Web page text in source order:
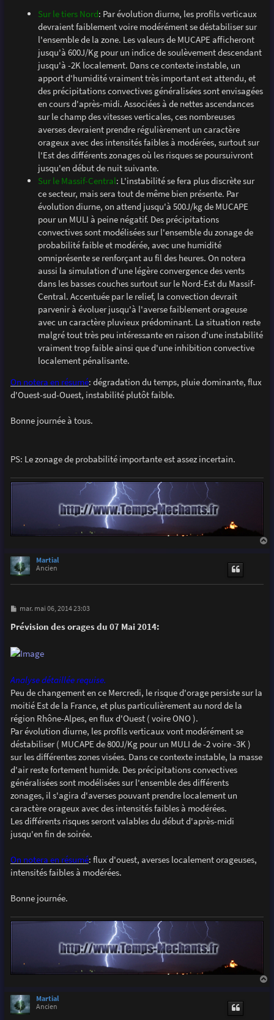
Sur le tiers Nord: Par évolution diurne, les profils verticaux
devraient faiblement voire modérément se déstabiliser sur
l'ensemble de la zone. Les valeurs de MUCAPE afficheront
jusqu'à 600J/Kg pour un indice de soulèvement descendant
jusqu'à -2K localement. Dans ce contexte instable, un
apport d'humidité vraiment très important est attendu, et
des précipitations convectives généralisées sont envisagées
en cours d'après-midi. Associées à de nettes ascendances
sur le champ des vitesses verticales, ces nombreuses
averses devraient prendre régulièrement un caractère
orageux avec des intensités faibles à modérées, surtout sur
l'Est des différents zonages où les risques se poursuivront
jusqu'en début de nuit suivante.
Sur le Massif-Central: L'instabilité se fera plus discrète sur
ce secteur, mais sera tout de même bien présente. Par
évolution diurne, on attend jusqu'à 500J/kg de MUCAPE
pour un MULI à peine négatif. Des précipitations
convectives sont modélisées sur l'ensemble du zonage de
probabilité faible et modérée, avec une humidité
omniprésente se renforçant au fil des heures. On notera
aussi la simulation d'une légère convergence des vents
dans les basses couches surtout sur le Nord-Est du Massif-
Central. Accentuée par le relief, la convection devrait
parvenir à évoluer jusqu'à l'averse faiblement orageuse
avec un caractère pluvieux prédominant. La situation reste
malgré tout très peu intéressante en raison d'une instabilité
vraiment trop faible ainsi que d'une inhibition convective
localement pénalisante.
On notera en résumé: dégradation du temps, pluie dominante, flux
d'Ouest-sud-Ouest, instabilité plutôt faible.
Bonne journée à tous.
PS: Le zonage de probabilité importante est assez incertain.
Martial
Ancien
M
s
s
g
e
mar. mai 06, 2014 23:03
Prévision des orages du 07 Mai 2014:
Analyse détaillée requise.
Peu de changement en ce Mercredi, le risque d'orage persiste sur la
moitié Est de la France, et plus particulièrement au nord de la
région Rhône-Alpes, en flux d'Ouest ( voire ONO ).
Par évolution diurne, les profils verticaux vont modérément se
déstabiliser ( MUCAPE de 800J/Kg pour un MULI de -2 voire -3K )
sur les différentes zones visées. Dans ce contexte instable, la masse
d'air reste fortement humide. Des précipitations convectives
généralisées sont modélisées sur l'ensemble des différents
zonages, il s'agira d'averses pouvant prendre localement un
caractère orageux avec des intensités faibles à modérées.
Les différents risques seront valables du début d'après-midi
jusqu'en fin de soirée.
On notera en résumé: flux d'ouest, averses localement orageuses,
intensités faibles à modérées.
Bonne journée.
Martial
Ancien